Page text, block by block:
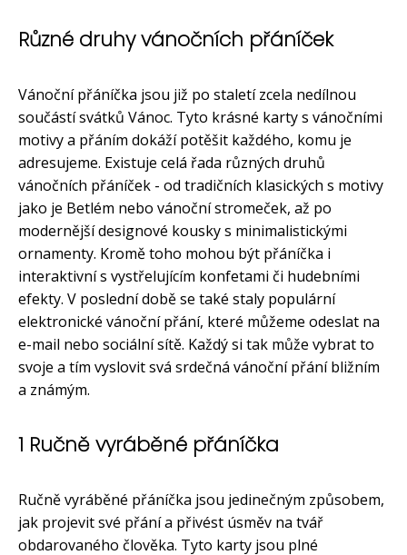
Různé druhy vánočních přáníček
Vánoční přáníčka jsou již po staletí zcela nedílnou
součástí svátků Vánoc. Tyto krásné karty s vánočními
motivy a přáním dokáží potěšit každého, komu je
adresujeme. Existuje celá řada různých druhů
vánočních přáníček - od tradičních klasických s motivy
jako je Betlém nebo vánoční stromeček, až po
modernější designové kousky s minimalistickými
ornamenty. Kromě toho mohou být přáníčka i
interaktivní s vystřelujícím konfetami či hudebními
efekty. V poslední době se také staly populární
elektronické vánoční přání, které můžeme odeslat na
e-mail nebo sociální sítě. Každý si tak může vybrat to
svoje a tím vyslovit svá srdečná vánoční přání bližním
a známým.
1 Ručně vyráběné přáníčka
Ručně vyráběné přáníčka jsou jedinečným způsobem,
jak projevit své přání a přivést úsměv na tvář
obdarovaného člověka. Tyto karty jsou plné